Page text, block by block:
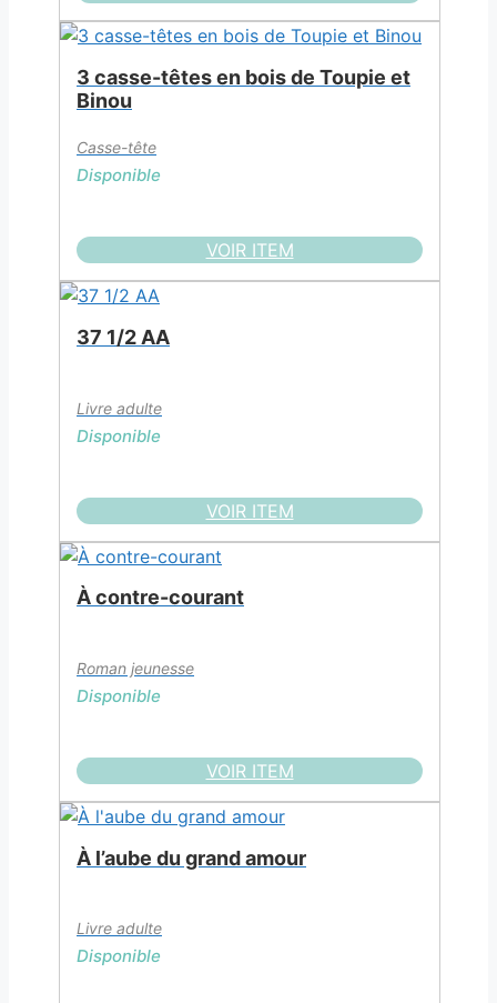
3 casse-têtes en bois de Toupie et
Binou
Casse-tête
Disponible
VOIR ITEM
37 1/2 AA
Livre adulte
Disponible
VOIR ITEM
À contre-courant
Roman jeunesse
Disponible
VOIR ITEM
À l’aube du grand amour
Livre adulte
Disponible